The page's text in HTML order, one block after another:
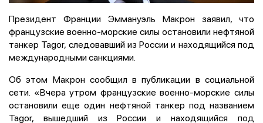
Президент Франции Эммануэль Макрон заявил, что
французские военно-морские силы остановили нефтяной
танкер Tagor, следовавший из России и находящийся под
международными санкциями.
Об этом Макрон сообщил в публикации в социальной
сети. «Вчера утром французские военно-морские силы
остановили еще один нефтяной танкер под названием
Tagor, вышедший из России и находящийся под